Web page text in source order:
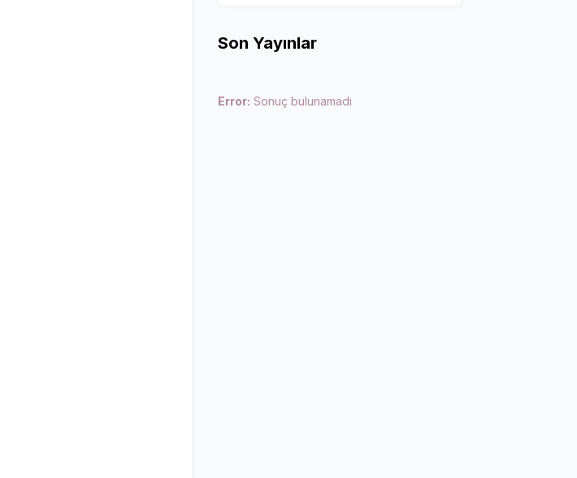
Son Yayınlar
Error: Sonuç bulunamadı